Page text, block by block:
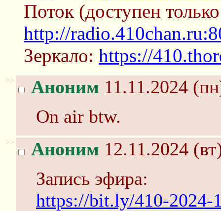
Поток (доступен
http://
Зеркало: https://
>> Аноним 11.11.2024
On air btw.
>> Аноним 12.11.2024
Запись эфира:
https://bit.ly/410-2024-